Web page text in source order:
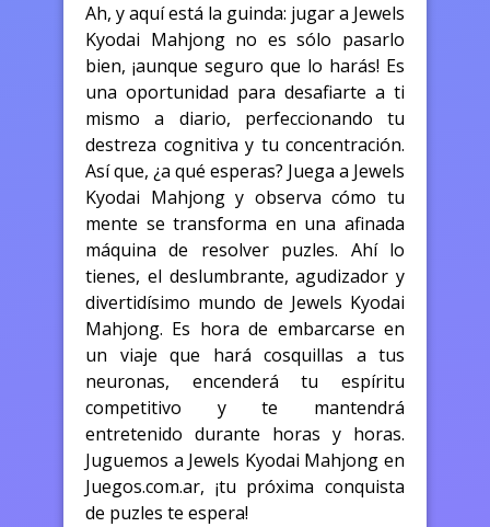
Ah, y aquí está la guinda: jugar a Jewels
Kyodai Mahjong no es sólo pasarlo
bien, ¡aunque seguro que lo harás! Es
una oportunidad para desafiarte a ti
mismo a diario, perfeccionando tu
destreza cognitiva y tu concentración.
Así que, ¿a qué esperas? Juega a Jewels
Kyodai Mahjong y observa cómo tu
mente se transforma en una afinada
máquina de resolver puzles. Ahí lo
tienes, el deslumbrante, agudizador y
divertidísimo mundo de Jewels Kyodai
Mahjong. Es hora de embarcarse en
un viaje que hará cosquillas a tus
neuronas, encenderá tu espíritu
competitivo y te mantendrá
entretenido durante horas y horas.
Juguemos a Jewels Kyodai Mahjong en
Juegos.com.ar, ¡tu próxima conquista
de puzles te espera!